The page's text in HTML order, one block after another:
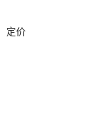
定价